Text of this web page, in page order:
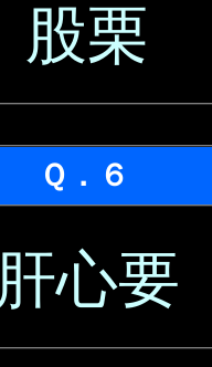
股栗
Ｑ．６
肝心要